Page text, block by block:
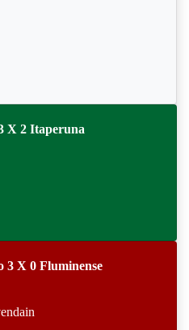
X 2 Itaperuna
3 X 0 Fluminense